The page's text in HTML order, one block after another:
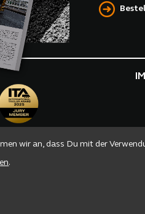
wir an, dass Du mit der
.